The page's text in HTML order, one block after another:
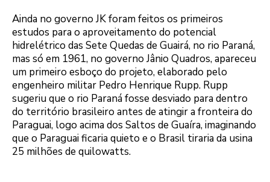
Ainda no governo JK foram feitos os primeiros
estudos para o aproveitamento do potencial
hidrelétrico das Sete Quedas de Guairá, no rio Paraná,
mas só em 1961, no governo Jânio Quadros, apareceu
um primeiro esboço do projeto, elaborado pelo
engenheiro militar Pedro Henrique Rupp. Rupp
sugeriu que o rio Paraná fosse desviado para dentro
do território brasileiro antes de atingir a fronteira do
Paraguai, logo acima dos Saltos de Guaíra, imaginando
que o Paraguai ficaria quieto e o Brasil tiraria da usina
25 milhões de quilowatts.